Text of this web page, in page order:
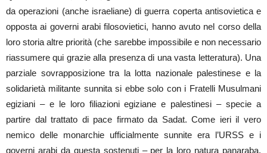
da operazioni (anche israeliane) di guerra coperta antisovietica e
opposta ai governi arabi filosovietici, hanno avuto nel corso della
loro storia altre priorità (che sarebbe impossibile e non necessario
riassumere qui grazie alla presenza di una vasta letteratura). Una
parziale sovrapposizione tra la lotta nazionale palestinese e la
solidarietà militante sunnita si ebbe solo con i Fratelli Musulmani
egiziani – e le loro filiazioni egiziane e palestinesi – specie a
partire dal trattato di pace firmato da Sadat. Come ieri il vero
nemico delle monarchie ufficialmente sunnite era l’URSS e i
governi arabi da questa sostenuti – per la loro natura panaraba,